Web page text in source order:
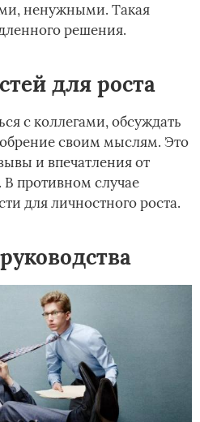
ненужными. Такая
решения.
для роста
с коллегами, обсуждать
своим мыслям. Это
и впечатления от
противном случае
для личностного роста.